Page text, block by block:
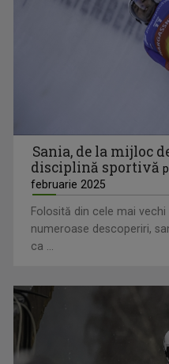
Sania, de la mijloc
disciplină sportivă
februarie 2025
Folosită din cele mai
numeroase descoperiri,
ca ...